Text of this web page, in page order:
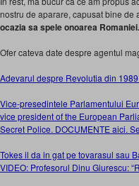
nostru de aparare, capusat bine
ocazia sa spele onoarea
Ofer cateva date despre agentul
Adevarul despre Revolutia din
Vice-presedintele Parlamentului
vice president of the European
Secret Police. DOCUMENTE aici.
Tokes il da in gat pe tovarasul sau
VIDEO: Profesorul Dinu Giurescu: